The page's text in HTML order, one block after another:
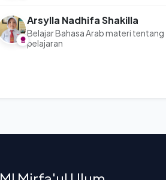
Arsylla Nadhifa Shakilla
Belajar Bahasa Arab materi tentang
pelajaran